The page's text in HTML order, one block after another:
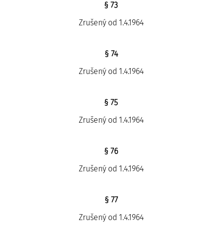
§ 73
Zrušený od 1.4.1964
§ 74
Zrušený od 1.4.1964
§ 75
Zrušený od 1.4.1964
§ 76
Zrušený od 1.4.1964
§ 77
Zrušený od 1.4.1964